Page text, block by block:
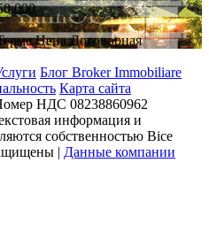
Цена Договорная
Блог Broker Immobiliare
Карта сайта
НДС 08238860962
информация и
собственностью Bice
| Данные компании